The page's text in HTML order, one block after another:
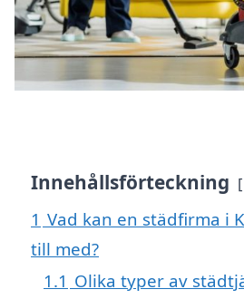
Innehållsförteckning
1 Vad kan en städfirma i
till med?
1.1 Olika typer av